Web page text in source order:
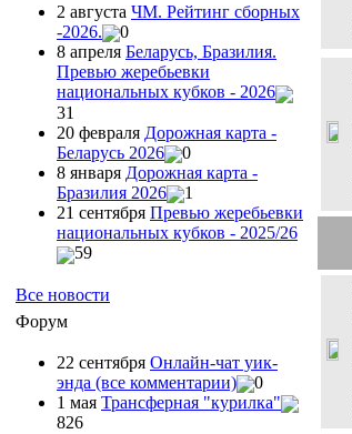
2 августа ЧМ. Рейтинг сборных
-2026.
0
8 апреля Беларусь, Бразилия.
Превью жеребьевки
национальных кубков - 2026
31
20 февраля Дорожная карта -
Беларусь 2026
0
8 января Дорожная карта -
Бразилия 2026
1
21 сентября Превью жеребьевки
национальных кубков - 2025/26
59
Все новости
Форум
22 сентября Онлайн-чат уик-
энда (все комментарии)
0
1 мая Трансферная "курилка"
826